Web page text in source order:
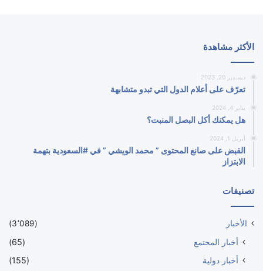
الأكثر مشاهدة
ديسمبر 20, 2023
تعرّف على أعلام الدول التي تبدو متشابهة
يناير 4, 2024
هل يمكنك أكل البصل المنبت؟
أبريل 1, 2024
القبض على صانع المحتوى ” محمد الويشي ” في #السعودية بتهمة
الابتزاز
تصنيفات
الأخبار (3٬089)
أخبار المجتمع
(65)
أخبار دولية
(155)